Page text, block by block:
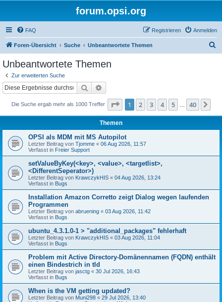
forum.opsi.org
FAQ Anmelden
Registrieren
Foren-Übersicht Suche Unbeantwortete Themen
Unbeantwortete Themen
Zur erweiterten Suche
Suche
Die Suche ergab mehr als 1000 Treffer Seite 1von 40
1 2 3 4 5 40
Themen
OPSI als MDM mit MS Autopilot
Letzter Beitrag von Tjomme « 06 Aug 2026, 11:57
Verfasst in Freier Support
setValueByKey(<key>, <value>, <targetlist>,
<DifferentSeperator>)
Letzter Beitrag von KrawczykHIS « 04 Aug 2026, 13:24
Verfasst in Bugs
Installation Amazon Corretto zeigt Dialog wegen laufenden
Programmen
Letzter Beitrag von abruening « 03 Aug 2026, 11:42
Verfasst in Bugs
ubuntu_4.3.1.0-1 > "additional_packages" fehlerhaft
Letzter Beitrag von KrawczykHIS « 03 Aug 2026, 11:04
Verfasst in Bugs
Problem mit Active Directory-Domänennamen (FQDN) enthält
einen Bindestrich in tld
Letzter Beitrag von jasctg « 30 Jul 2026, 16:43
Verfasst in Bugs
When is the VM getting updated?
Letzter Beitrag von Muni298 « 29 Jul 2026, 13:40